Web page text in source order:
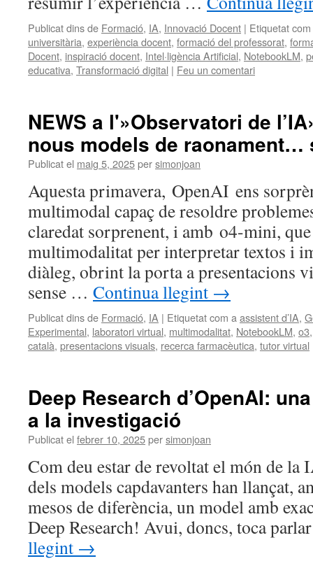
Publicat dins de Formació, IA, Innovació Docent | Etiquetat
universitària, experiència docent, formació del professorat,
Docent, inspiració docent, Intel·ligència Artificial, NotebookLM,
educativa, Transformació digital | Feu un comentari
NEWS a l'»Observatori de
nous models de raonament…
Publicat el maig 5, 2025persimonjoan
Aquesta primavera, OpenAI ens
multimodal capaç de resoldre
claredat sorprenent, i amb o4-mini,
multimodalitat per interpretar textos i
diàleg, obrint la porta a presentacions
sense … Continua llegint →
Publicat dins de Formació, IA | Etiquetat com a assistent d’IA,
Experimental, laboratori virtual, multimodalitat, NotebookLM, o3
català, presentacions visuals, recerca farmacèutica, tutor virtual
Deep Research d’OpenAI:
a la investigació
Publicat el febrer 10, 2025persimonjoan
Com deu estar de revoltat el món de la
dels models capdavanters han llançat,
mesos de diferència, un model amb
Deep Research! Avui, doncs, toca
llegint →